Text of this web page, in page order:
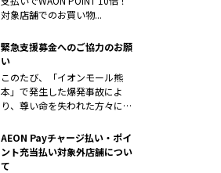
対象店舗でのお買い物...
緊急支援募金へのご協力のお願
い
このたび、「イオンモール熊
本」で発生した爆発事故によ
り、尊い命を失われた方々に対
AEON Payチャージ払い・ポイ
ント充当払い対象外店舗につい
て